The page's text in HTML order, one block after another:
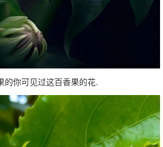
的你可见过这百香果的花.